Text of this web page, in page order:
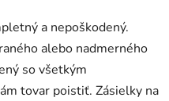
a nepoškodený.
alebo nadmerného
so všetkým
tovar poistiť. Zásielky na